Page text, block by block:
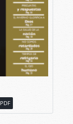
PDF